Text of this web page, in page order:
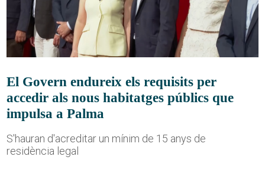
El Govern endureix els requisits per
accedir als nous habitatges públics que
impulsa a Palma
S'hauran d'acreditar un mínim de 15 anys de
residència legal